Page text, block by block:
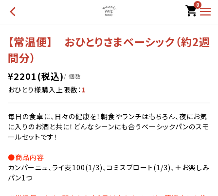
0
【常温便】 おひとりさまベーシック（約2週
間分）
¥2201(税込)/ 個数
おひとり様購入上限数： 1
毎日の食卓に、日々の健康を！朝食やランチはもちろん、夜にお気
に入りのお酒と共に！どんなシーンにも合うベーシックパンのスモ
ールセットです！
●商品内容
カンパーニュ、ライ麦100(1/3)、コミスブロート(1/3)、＋お楽しみ
パン1つ